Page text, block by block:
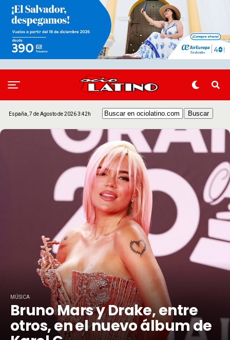
España, 7 de Agosto de 2026 3:42h
MÚSICA
Bruno Mars y Drake, entre
otros, en el nuevo álbum de